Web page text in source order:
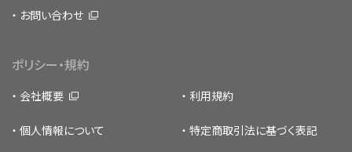
お問い合わせ
ポリシー・規約
会社概要 利用規約
個人情報について 特定商取引法に基づく表記